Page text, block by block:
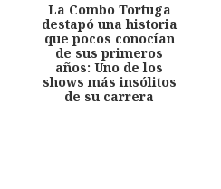
La Combo Tortuga
destapó una historia
que pocos conocían
de sus primeros
años: Uno de los
shows más insólitos
de su carrera